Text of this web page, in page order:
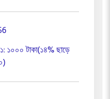
১০০০ টাকা(১৪% ছাড়ে